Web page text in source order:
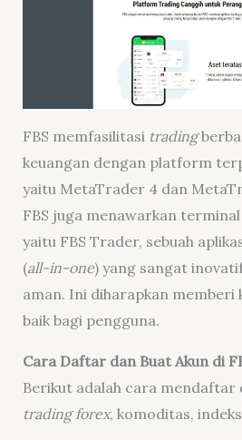
FBS memfasilitasi trading
keuangan dengan platform
yaitu MetaTrader 4 dan
FBS juga menawarkan terminal
yaitu FBS Trader, sebuah
(all-in-one) yang sangat
aman. Ini diharapkan memberi
baik bagi pengguna.
Cara Daftar dan Buat Akun di
Berikut adalah cara mendaftar
trading forex, komoditas,